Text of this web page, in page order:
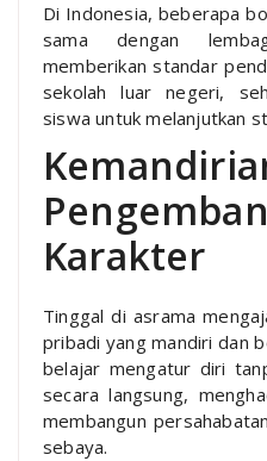
Di Indonesia, beberapa
sama dengan
memberikan standar
sekolah luar negeri,
siswa untuk melanjutkan
Karakter
Tinggal di asrama
pribadi yang mandiri dan
belajar mengatur diri
secara langsung,
membangun
sebaya.